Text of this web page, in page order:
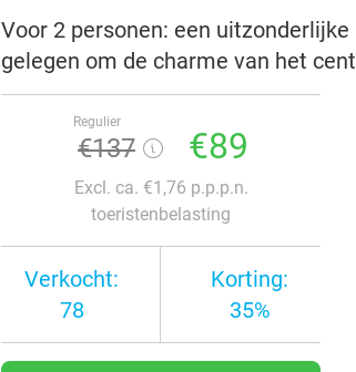
Voor 2 personen: een
gelegen om de charme van het
Regulier
€137 €89
Excl. ca. €1,76 p.p.p.n.
toeristenbelasting
Verkocht:
78
Korting:
35%